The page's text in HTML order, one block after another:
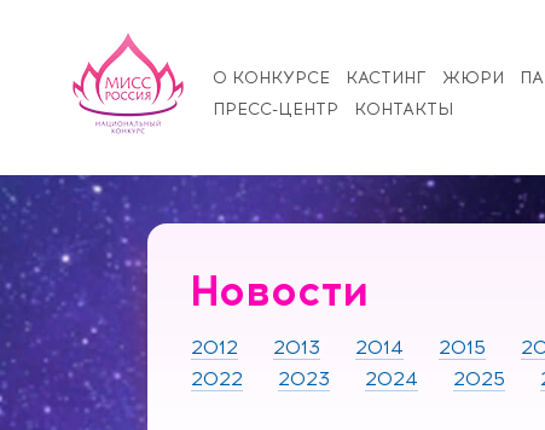
О КОНКУРСЕ КАСТИНГ ЖЮРИ
ПРЕСС-ЦЕНТР
КОНТАКТЫ
Новости
2012 2013 2014 2015
2022
2023 2024 2025